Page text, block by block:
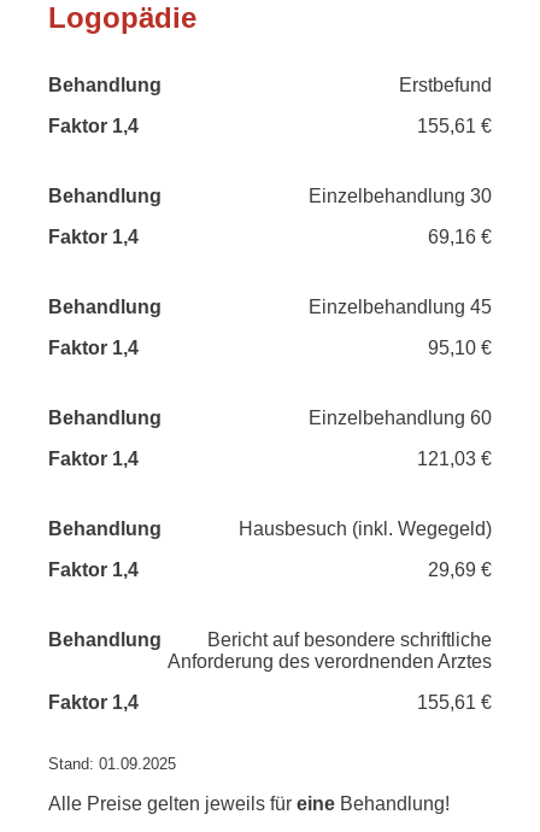
Logopädie
Behandlung
Erstbefund
155,61 €
Einzelbehandlung 30
69,16 €
Einzelbehandlung 45
95,10 €
Einzelbehandlung 60
121,03 €
Hausbesuch (inkl. Wegegeld)
29,69 €
Bericht auf besondere schriftliche
Anforderung des verordnenden Arztes
155,61 €
Stand: 01.09.2025
Alle Preise gelten jeweils für eine Behandlung!